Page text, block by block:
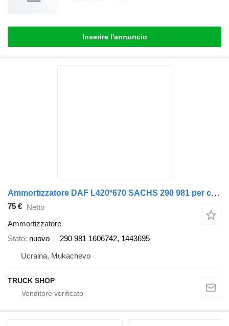
Inserire l'annuncio
Ammortizzatore DAF L420*670 SACHS 290 981 per camion DAF XF 95, CF 75, 85, LF 55, 95; MAN L 2000 09.87-
75 € Netto
Ammortizzatore
Stato nuovo
290 981 1606742, 1443695
Ucraina, Mukachevo
TRUCK SHOP